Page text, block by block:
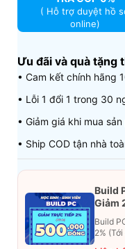
( Hỗ trợ duyệt hồ
online)
Ưu đãi và quà tặng
• Cam kết chính hãng
• Lỗi 1 đổi 1 trong 30
• Giảm giá khi mua
• Ship COD tận nhà
Build
Giảm
Build
2%